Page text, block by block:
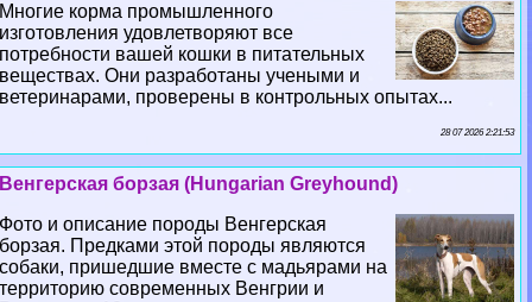
Многие корма промышленного
изготовления удовлетворяют все
потребности вашей кошки в питательных
веществах. Они разработаны учеными и
ветеринарами, проверены в контрольных опытах...
28 07 2026 2:21:53
Венгерская борзая (Hungarian Greyhound)
Фото и описание породы Венгерская
борзая. Предками этой породы являются
собаки, пришедшие вместе с мадьярами на
территорию современных Венгрии и